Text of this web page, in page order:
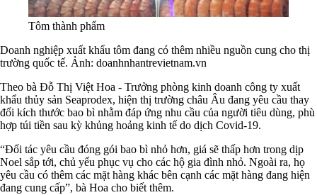
Tôm thành phẩm
Doanh nghiệp xuất khẩu tôm đang có thêm nhiều nguồn cung cho thị
trường quốc tế. Ảnh: doanhnhantrevietnam.vn
Theo bà Đỗ Thị Việt Hoa - Trưởng phòng kinh doanh công ty xuất
khẩu thủy sản Seaprodex, hiện thị trường châu Âu đang yêu cầu thay
đổi kích thước bao bì nhằm đáp ứng nhu cầu của người tiêu dùng, phù
hợp túi tiền sau kỳ khủng hoảng kinh tế do dịch Covid-19.
“Đối tác yêu cầu đóng gói bao bì nhỏ hơn, giá sẽ thấp hơn trong dịp
Noel sắp tới, chủ yếu phục vụ cho các hộ gia đình nhỏ. Ngoài ra, họ
yêu cầu có thêm các mặt hàng khác bên cạnh các mặt hàng đang hiện
đang cung cấp”, bà Hoa cho biết thêm.